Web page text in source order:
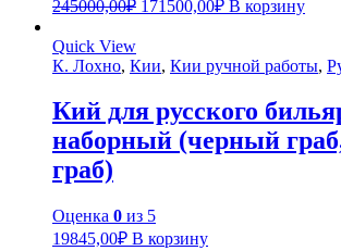
245000,00₽ 171500,00₽ В корзину
Quick View
К. Лохно, Кии, Кии ручной работы,
Кий для русского
наборный (черный
граб)
Оценка 0 из 5
19845,00₽ В корзину